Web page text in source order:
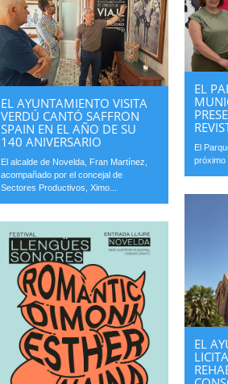
EL AYUNTAMIENTO VISITA
VERDÚ CANTÓ SAFFRON
SPAIN EN EL AÑO DE SU
140 ANIVERSARIO
El alcalde de Novelda, Fran Martínez,
acompañado por el concejal de
Sectores Productivos, Ximo...
EL
El
próximo
EL